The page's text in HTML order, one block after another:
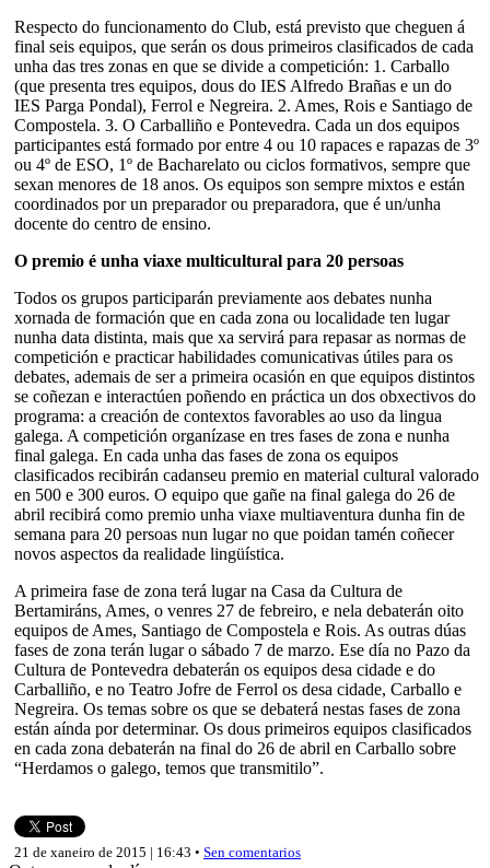
Respecto do funcionamento do Club, está previsto que cheguen á
final seis equipos, que serán os dous primeiros clasificados de cada
unha das tres zonas en que se divide a competición: 1. Carballo
(que presenta tres equipos, dous do IES Alfredo Brañas e un do
IES Parga Pondal), Ferrol e Negreira. 2. Ames, Rois e Santiago de
Compostela. 3. O Carballiño e Pontevedra. Cada un dos equipos
participantes está formado por entre 4 ou 10 rapaces e rapazas de 3º
ou 4º de ESO, 1º de Bacharelato ou ciclos formativos, sempre que
sexan menores de 18 anos. Os equipos son sempre mixtos e están
coordinados por un preparador ou preparadora, que é un/unha
docente do centro de ensino.
O premio é unha viaxe multicultural para 20 persoas
Todos os grupos participarán previamente aos debates nunha
xornada de formación que en cada zona ou localidade ten lugar
nunha data distinta, mais que xa servirá para repasar as normas de
competición e practicar habilidades comunicativas útiles para os
debates, ademais de ser a primeira ocasión en que equipos distintos
se coñezan e interactúen poñendo en práctica un dos obxectivos do
programa: a creación de contextos favorables ao uso da lingua
galega. A competición organízase en tres fases de zona e nunha
final galega. En cada unha das fases de zona os equipos
clasificados recibirán cadanseu premio en material cultural valorado
en 500 e 300 euros. O equipo que gañe na final galega do 26 de
abril recibirá como premio unha viaxe multiaventura dunha fin de
semana para 20 persoas nun lugar no que poidan tamén coñecer
novos aspectos da realidade lingüística.
A primeira fase de zona terá lugar na Casa da Cultura de
Bertamiráns, Ames, o venres 27 de febreiro, e nela debaterán oito
equipos de Ames, Santiago de Compostela e Rois. As outras dúas
fases de zona terán lugar o sábado 7 de marzo. Ese día no Pazo da
Cultura de Pontevedra debaterán os equipos desa cidade e do
Carballiño, e no Teatro Jofre de Ferrol os desa cidade, Carballo e
Negreira. Os temas sobre os que se debaterá nestas fases de zona
están aínda por determinar. Os dous primeiros equipos clasificados
en cada zona debaterán na final do 26 de abril en Carballo sobre
“Herdamos o galego, temos que transmitilo”.
21 de xaneiro de 2015 | 16:43 • Sen comentarios